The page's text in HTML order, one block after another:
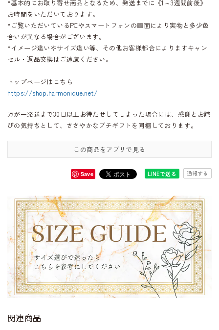
*基本的にお取り寄せ商品となるため、発送までに《1～3週間前後》
お時間をいただいております。
*ご覧いただいているPCやスマートフォンの画面により実物と多少色
合いが異なる場合がございます。
*イメージ違いやサイズ違い等、その他お客様都合によりますキャン
セル・返品交換はご遠慮ください。
トップページはこちら
https://shop.harmonique.net/
万が一発送まで30日以上お待たせしてしまった場合には、感謝とお詫
びの気持ちとして、ささやかなプチギフトを同梱しております。
この商品をアプリで見る
Save LINEで送る 通報する
関連商品